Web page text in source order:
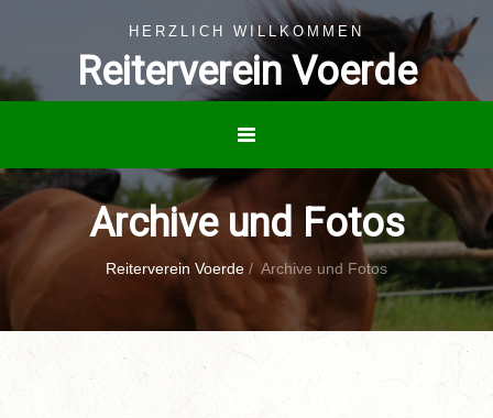
HERZLICH WILLKOMMEN
Reiterverein Voerde
Archive und Fotos
Reiterverein Voerde / Archive und Fotos